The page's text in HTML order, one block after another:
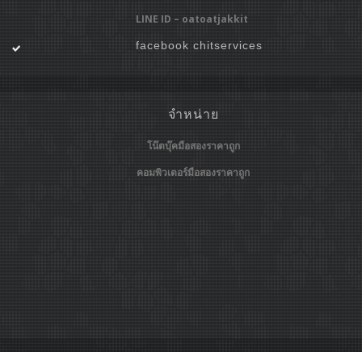
LINE ID – oatoatjakkit
facebook chitservices
จำหน่าย
โน๊ตบุ๊คมือสองราคาถูก
คอมพิวเตอร์มือสองราคาถูก